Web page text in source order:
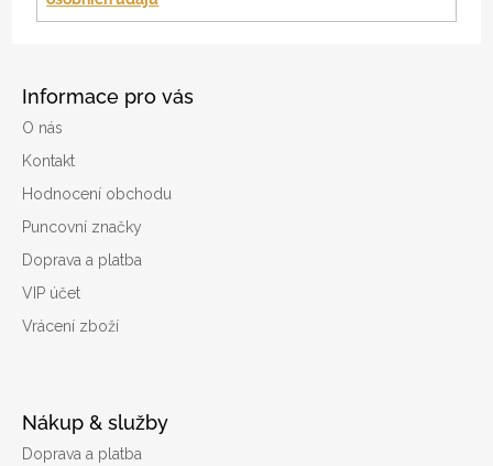
Informace pro vás
O nás
Kontakt
Hodnocení obchodu
Puncovní značky
Doprava a platba
VIP účet
Vrácení zboží
Nákup & služby
Doprava a platba